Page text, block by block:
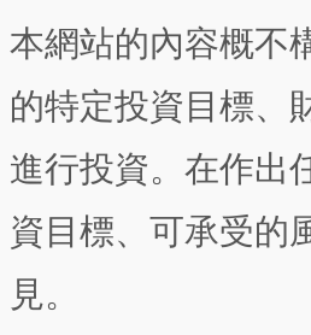
本網站的內容概不
的特定投資目標、
進行投資。在作出
資目標、可承受的
見。